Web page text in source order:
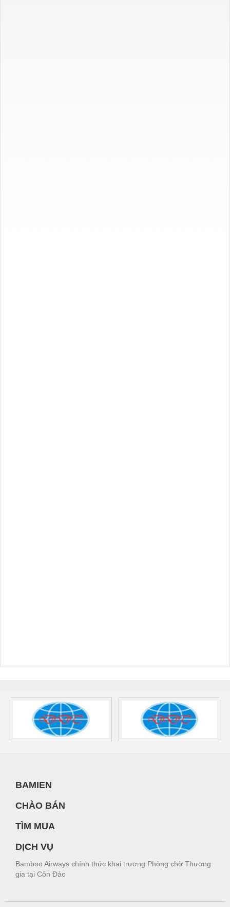
BAMIEN
CHÀO BÁN
TÌM MUA
DỊCH VỤ
Bamboo Airways chính thức khai trương Phòng chờ Thương
gia tại Côn Đảo